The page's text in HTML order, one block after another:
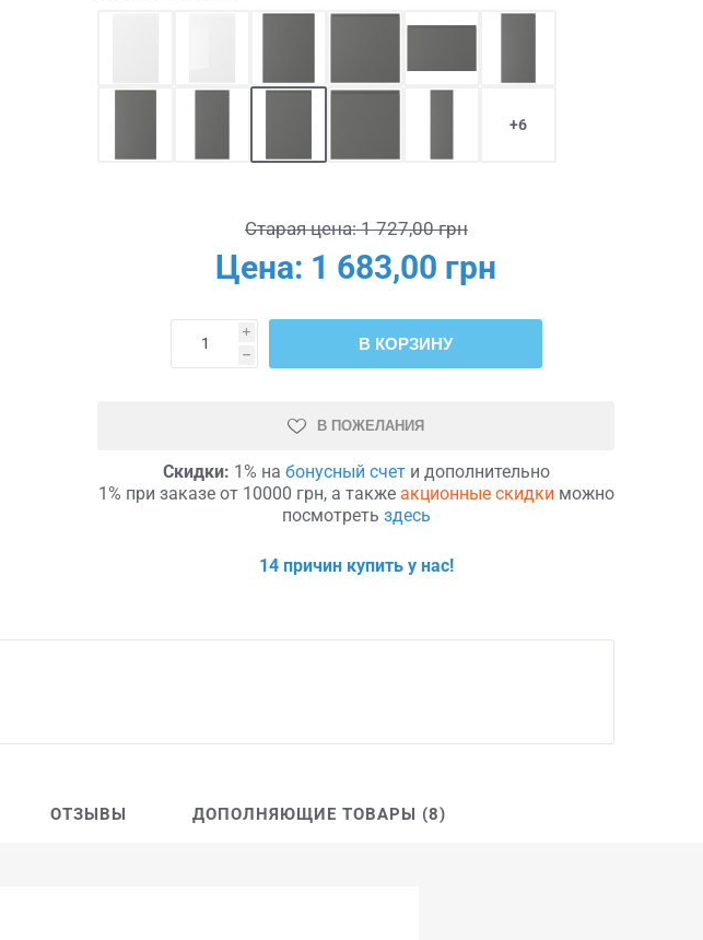
+6
Старая цена: 1 727,00 грн
Цена: 1 683,00 грн
i
h
В КОРЗИНУ
В ПОЖЕЛАНИЯ
Скидки: 1% на бонусный счети дополнительно
1% при заказе от 10000 грн, а также акционные скидки можно
посмотреть здесь
14 причин купить у нас!
ОТЗЫВЫ ДОПОЛНЯЮЩИЕ ТОВАРЫ (8)